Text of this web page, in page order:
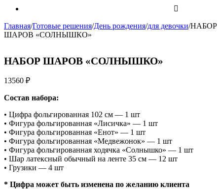
Главная/Готовые решения/День рождения/для девочки/НАБОР
ШАРОВ «СОЛНЫШКО»
НАБОР ШАРОВ «СОЛНЫШКО»
13560 ₽
Состав набора:
• Цифра фольгированная 102 см — 1 шт
• Фигура фольгированная «Лисичка» — 1 шт
• Фигура фольгированная «Енот» — 1 шт
• Фигура фольгированная «Медвежонок» — 1 шт
• Фигура фольгированная ходячка «Солнышко» — 1 шт
• Шар латексный обычный на ленте 35 см — 12 шт
• Грузики — 4 шт
* Цифра может быть изменена по желанию клиента